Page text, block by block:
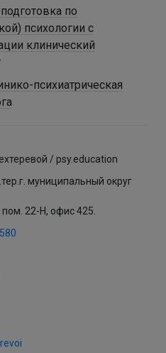
по
психологии с
клинический
психиатрическая
/ psy.education
муниципальный округ
пом. 22-Н, офис 425.